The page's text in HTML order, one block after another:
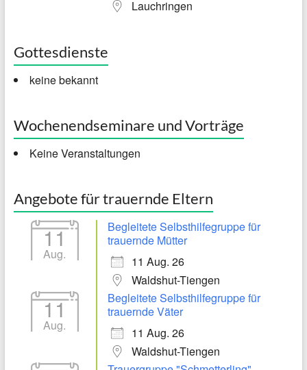
Lauchringen
Gottesdienste
keine bekannt
Wochenendseminare und Vorträge
Keine Veranstaltungen
Angebote für trauernde Eltern
11
Aug.
Begleitete Selbsthilfegruppe für
trauernde Mütter
11 Aug. 26
Waldshut-Tiengen
11
Aug.
Begleitete Selbsthilfegruppe für
trauernde Väter
11 Aug. 26
Waldshut-Tiengen